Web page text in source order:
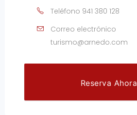
Teléfono 941 380 128
Correo electrónico
turismo@arnedo.com
Reserva Ahora